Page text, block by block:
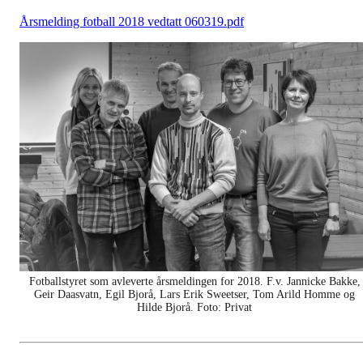
Årsmelding fotball 2018 vedtatt 060319.pdf
Fotballstyret som avleverte årsmeldingen for 2018. F.v. Jannicke Bakke,
Geir Daasvatn, Egil Bjorå, Lars Erik Sweetser, Tom Arild Homme og
Hilde Bjorå. Foto: Privat